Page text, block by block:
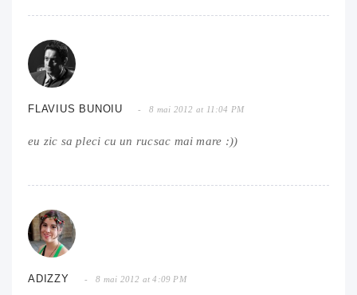
FLAVIUS BUNOIU 8 mai 2012 at 11:04 PM
eu zic sa pleci cu un rucsac mai mare :))
ADIZZY 8 mai 2012 at 4:09 PM